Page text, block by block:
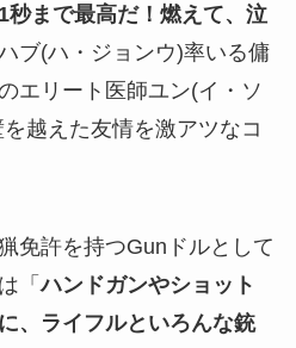
秒まで最高だ！燃えて、泣
ブ(ハ・ジョンウ)率いる傭
エリート医師ユン(イ・ソ
越えた友情を激アツなコ
免許を持つGunドルとして
「ハンドガンやショット
、ライフルといろんな銃